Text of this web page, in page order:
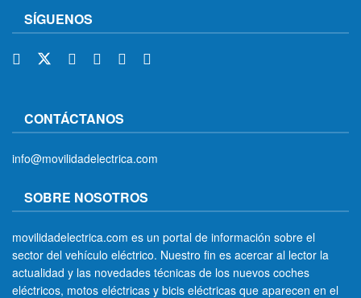
SÍGUENOS
CONTÁCTANOS
info@movilidadelectrica.com
SOBRE NOSOTROS
movilidadelectrica.com es un portal de información sobre el
sector del vehículo eléctrico. Nuestro fin es acercar al lector la
actualidad y las novedades técnicas de los nuevos coches
eléctricos, motos eléctricas y bicis eléctricas que aparecen en el